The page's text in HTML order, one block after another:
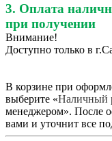
3. Оплата
при получении
Внимание!
Доступно только в
В корзине при
выберите «Наличный
менеджером». После
вами и уточнит все